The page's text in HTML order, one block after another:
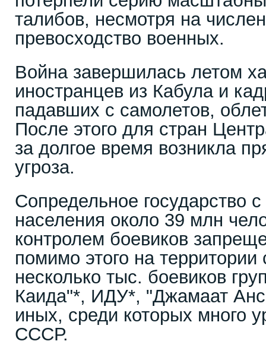
талибов, несмотря на
превосходство военных.
Война завершилась летом
иностранцев из Кабула и
падавших с самолетов,
После этого для стран
за долгое время возникла
угроза.
Сопредельное государство
населения около 39 млн
контролем боевиков
помимо этого на территории
несколько тыс. боевиков
Каида"*, ИДУ*, "Джамаат
иных, среди которых много
СССР.